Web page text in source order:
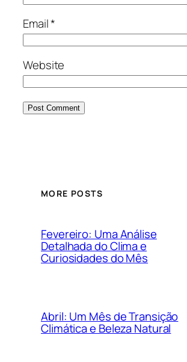
Email*
Website
MORE POSTS
Fevereiro: Uma Análise
Detalhada do Clima e
Curiosidades do Mês
Abril: Um Mês de Transição
Climática e Beleza Natural